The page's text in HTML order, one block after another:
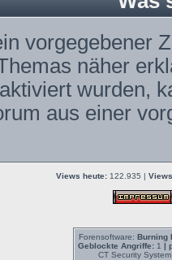
vorgegebener
näher
wurden,
aus einer
Views heute:122.935 |
Forensoftware: Burning
Geblockte Angriffe:1 |
CT Security